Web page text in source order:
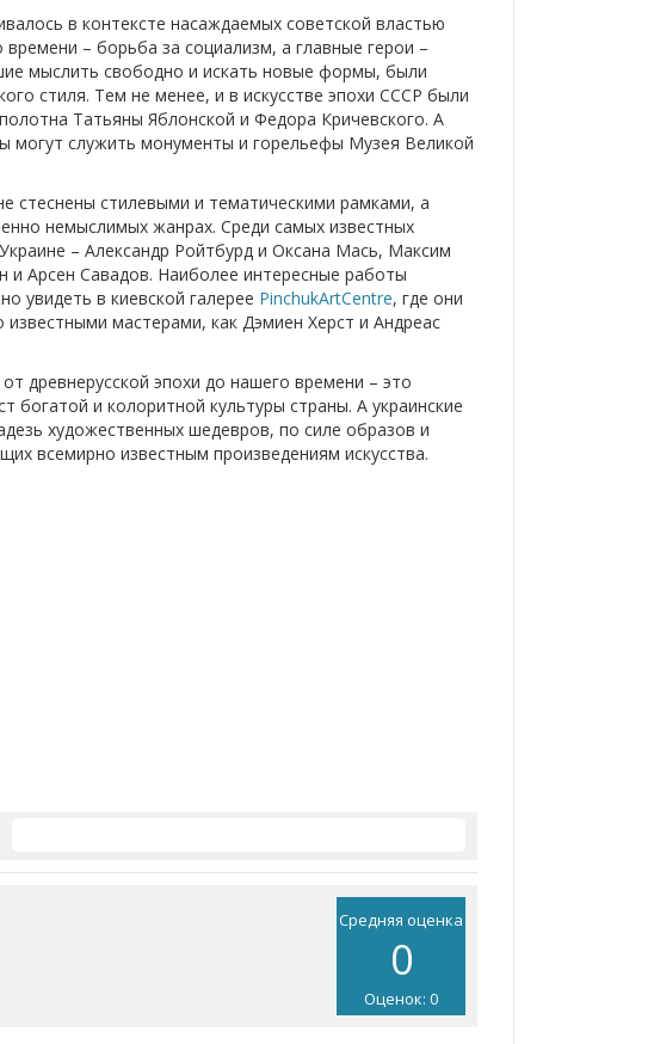
в контексте насаждаемых советской властью
– борьба за социализм, а главные герои –
мыслить свободно и искать новые формы, были
стиля. Тем не менее, и в искусстве эпохи СССР были
Татьяны Яблонской и Федора Кричевского. А
могут служить монументы и горельефы Музея Великой
стеснены стилевыми и тематическими рамками, а
немыслимых жанрах. Среди самых известных
– Александр Ройтбурд и Оксана Мась, Максим
Арсен Савадов. Наиболее интересные работы
увидеть в киевской галерее PinchukArtCentre, где они
мастерами, как Дэмиен Херст и Андреас
древнерусской эпохи до нашего времени – это
богатой и колоритной культуры страны. А украинские
художественных шедевров, по силе образов и
всемирно известным произведениям искусства.
Средняя оценка
0
Оценок: 0